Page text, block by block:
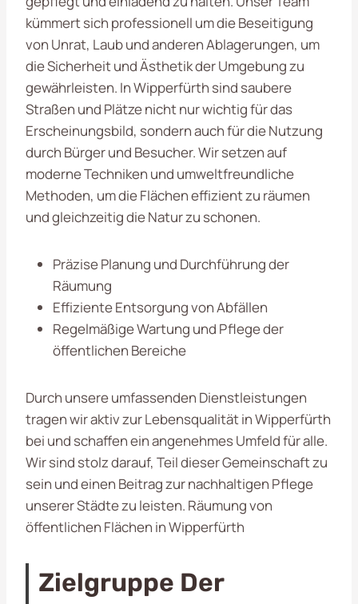
kümmert sich professionell um die Beseitigung
von Unrat, Laub und anderen Ablagerungen, um
die Sicherheit und Ästhetik der Umgebung zu
gewährleisten. In Wipperfürth sind saubere
Straßen und Plätze nicht nur wichtig für das
Erscheinungsbild, sondern auch für die Nutzung
durch Bürger und Besucher. Wir setzen auf
moderne Techniken und umweltfreundliche
Methoden, um die Flächen effizient zu räumen
und gleichzeitig die Natur zu schonen.
Präzise Planung und Durchführung der
Räumung
Effiziente Entsorgung von Abfällen
Regelmäßige Wartung und Pflege der
öffentlichen Bereiche
Durch unsere umfassenden Dienstleistungen
tragen wir aktiv zur Lebensqualität in Wipperfürth
bei und schaffen ein angenehmes Umfeld für alle.
Wir sind stolz darauf, Teil dieser Gemeinschaft zu
sein und einen Beitrag zur nachhaltigen Pflege
unserer Städte zu leisten. Räumung von
öffentlichen Flächen in Wipperfürth
Zielgruppe Der